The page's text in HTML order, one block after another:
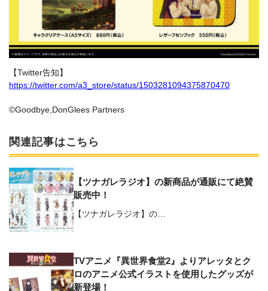
【Twitter告知】
https://twitter.com/a3_store/status/1503281094375870470
©Goodbye,DonGlees Partners
関連記事はこちら
【ツナガレラジオ】の新商品が通販にて絶賛
販売中！
【ツナガレラジオ】の…
TVアニメ『異世界食堂2』よりアレッタとク
ロのアニメ公式イラストを使用したグッズが
新登場！